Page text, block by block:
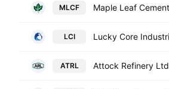
MLCF
LCI
ATRL Attock Refinery Ltd